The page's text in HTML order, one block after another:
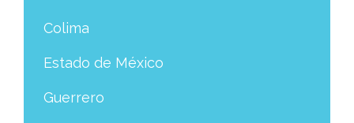
Colima
Estado de México
Guerrero